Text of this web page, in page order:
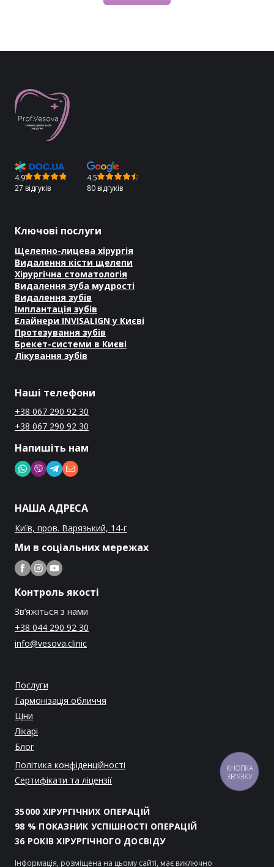
4.9
27 відгуків
4.5
80 відгуків
Ключові послуги
Щелепно-лицева хірургія
Видалення кісти щелепи
Хірургічна стоматологія
Видалення зуба мудрості
Видалення зубів
Імплантація зубів
Елайнери INVISALIGN у Києві
Протезування зубів
Брекет-системи в Києві
Лікування зубів
Наші телефони
+38 067 290 92 30
+38 067 290 92 30
Напишіть нам
НАША АДРЕСА
Київ, пров. Варязький, 14-г
Ми в соціальних мережах
Контроль якості
Зв’яжіться з нами
+38 044 290 92 30
info@vesova.clinic
Послуги
Гармонізація обличчя
Ціни
Лікарі
Блог
Політика конфіденційності
Сертифікати та ліцензії
35000 ХІРУРГІЧНИХ ОПЕРАЦІЙ
98 % ПОКАЗНИК УСПІШНОСТІ ОПЕРАЦІЙ
36 РОКІВ ХІРУРГІЧНОГО ДОСВІДУ
Інформація, розміщена на цьому сайті, має виключно
КНОПКА
ЗВ'ЯЗКУ